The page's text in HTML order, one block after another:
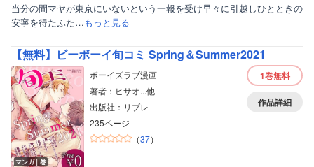
当分の間マヤが東京にいないという一報を受け早々に引越しひとときの
安寧を得たふた…もっと見る
【無料】ビーボーイ旬コミ Spring＆Summer2021
マンガ｜巻
ボーイズラブ漫画
著者：ヒサオ...他
出版社：リブレ
235ページ
（37）
1巻無料
作品詳細
女性写真集